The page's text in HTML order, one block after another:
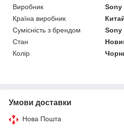
Виробник
Sony
Країна виробник
Сумісність з брендом
Sony
Стан
Колір
Умови доставки
Нова Пошта